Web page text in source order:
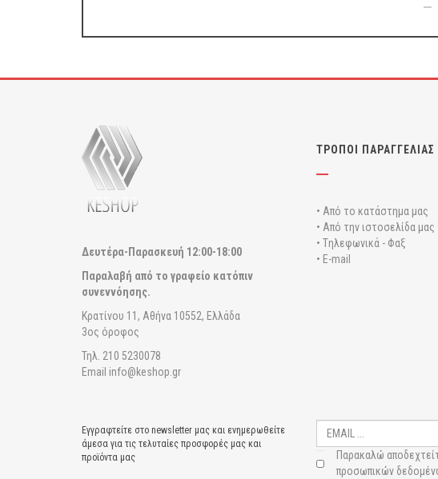
Δευτέρα-Παρασκευή 12:00-18:00
Παραλαβή από το γραφείο κατόπιν
συνεννόησης.
Κρατίνου 11, Αθήνα 10552, Ελλάδα
3ος όροφος
Τηλ. 210 5230078
Email info@keshop.gr
ΤΡΟΠΟΙ ΠΑΡΑΓΓΕΛΙΑΣ
• Από το κατάστημα μας
• Από την ιστοσελίδα μας
• Tηλεφωνικά - Φαξ
• E-mail
Εγγραφτείτε στο newsletter μας και ενημερωθείτε
άμεσα για τις τελυταίες προσφορές μας και
προϊόντα μας
Παρακαλώ
προσωπικών